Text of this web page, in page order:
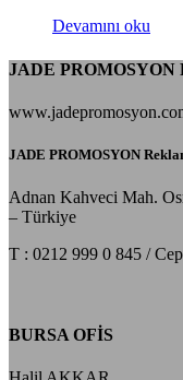
Devamını oku
JADE PROMOSYON
JADE PROMOSYON
Adnan Kahveci Mah.
– Türkiye
T : 0212 999 0 845 /
BURSA OFİS